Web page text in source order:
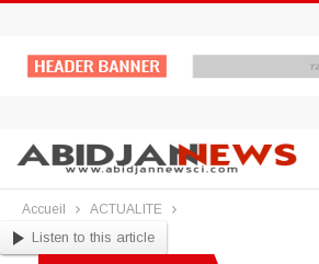
Accueil ACTUALITE
Listen to this article